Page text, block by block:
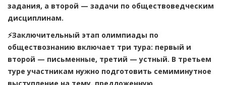
задания, а второй — задачи по обществоведческим
дисциплинам.
⚡️Заключительный этап олимпиады по
обществознанию включает три тура: первый и
второй — письменные, третий — устный. В третьем
туре участникам нужно подготовить семиминутное